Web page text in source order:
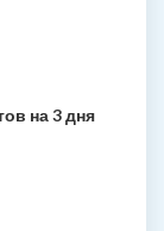
на 3 дня